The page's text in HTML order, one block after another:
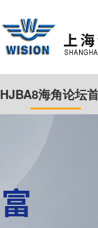
HJBA8海角论坛